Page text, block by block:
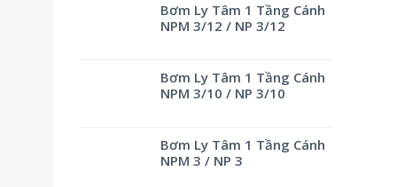
Bơm Ly Tâm 1 Tầng Cánh
NPM 3/12 / NP 3/12
Bơm Ly Tâm 1 Tầng Cánh
NPM 3/10 / NP 3/10
Bơm Ly Tâm 1 Tầng Cánh
NPM 3 / NP 3